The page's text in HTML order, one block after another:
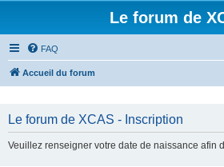
Le forum de
FAQ
Accueil du forum
Le forum de XCAS - Inscription
Veuillez renseigner votre date de naissance afin